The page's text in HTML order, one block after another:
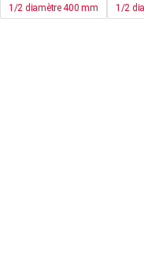
1/2 diamètre 400 mm 1/2